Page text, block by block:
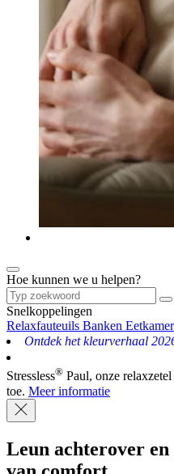
Hoe kunnen we u helpen?
Snelkoppelingen
Relaxfauteuils Banken
Ontdek het kleurverhaal
Stressless® Paul, onze
toe. Meer informatie
Leun achterover